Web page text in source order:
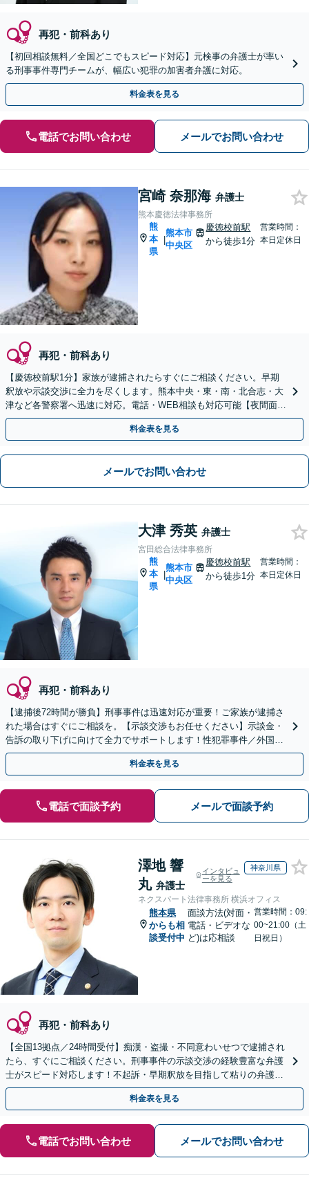
再犯・前科あり
【初回相談無料／全国どこでもスピード対応】元検事の弁護士が率い
る刑事事件専門チームが、幅広い犯罪の加害者弁護に対応。
料金表を見る
電話でお問い合わせ メールでお問い合わせ
宮崎 奈那海 弁護士
熊本慶徳法律事務所
熊
本
県
|
熊本市
中央区
慶徳校前駅
から徒歩1分
営業時間：
本日定休日
再犯・前科あり
【慶徳校前駅1分】家族が逮捕されたらすぐにご相談ください。早期
釈放や示談交渉に全力を尽くします。熊本中央・東・南・北合志・大
津など各警察署へ迅速に対応。電話・WEB相談も対応可能【夜間面談
可】
料金表を見る
メールでお問い合わせ
大津 秀英 弁護士
宮田総合法律事務所
熊
本
県
|
熊本市
中央区
慶徳校前駅
から徒歩1分
営業時間：
本日定休日
再犯・前科あり
【逮捕後72時間が勝負】刑事事件は迅速対応が重要！ご家族が逮捕さ
れた場合はすぐにご相談を。【示談交渉もお任せください】示談金・
告訴の取り下げに向けて全力でサポートします！性犯罪事件／外国人
事件／少年事件など実績豊富。
料金表を見る
電話で面談予約 メールで面談予約
澤地 響
丸 弁護士
インタビュ
ーを見る
神奈川県
ネクスパート法律事務所 横浜オフィス
熊本県
からも相
談受付中
面談方法(対面・
電話・ビデオな
ど)は応相談
営業時間：09:
00~21:00（土
日祝日）
再犯・前科あり
【全国13拠点／24時間受付】痴漢・盗撮・不同意わいせつで逮捕され
たら、すぐにご相談ください。刑事事件の示談交渉の経験豊富な弁護
士がスピード対応します！不起訴・早期釈放を目指して粘りの弁護活
動を行います。
料金表を見る
電話でお問い合わせ メールでお問い合わせ